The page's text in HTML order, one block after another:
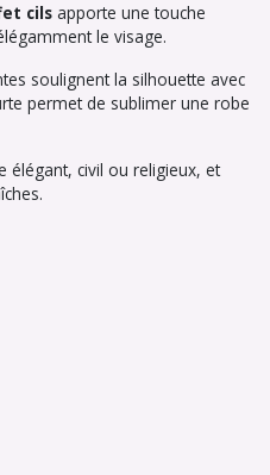
cils apporte une touche
le visage.
soulignent la silhouette avec
permet de sublimer une robe
élégant, civil ou religieux, et